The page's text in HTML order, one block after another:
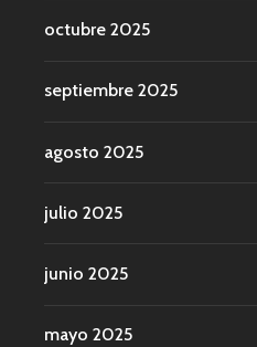
octubre 2025
septiembre 2025
agosto 2025
julio 2025
junio 2025
mayo 2025